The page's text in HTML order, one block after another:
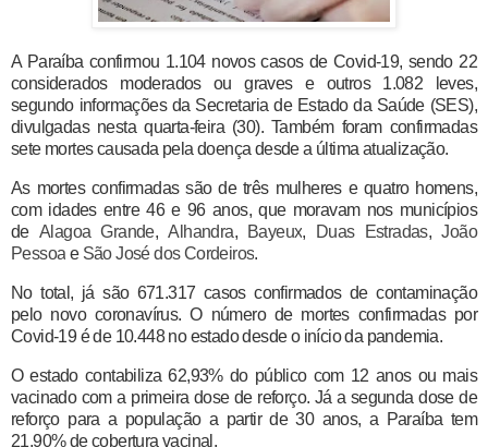
A Paraíba confirmou 1.104 novos casos de Covid-19, sendo 22
considerados moderados ou graves e outros 1.082 leves,
segundo informações da Secretaria de Estado da Saúde (SES),
divulgadas nesta quarta-feira (30). Também foram confirmadas
sete mortes causada pela doença desde a última atualização.
As mortes confirmadas são de três mulheres e quatro homens,
com idades entre 46 e 96 anos, que moravam nos municípios
de Alagoa Grande,Alhandra, Bayeux, Duas Estradas,João
Pessoa e São José dos Cordeiros.
No total, já são 671.317 casos confirmados de contaminação
pelo novo coronavírus. O número de mortes confirmadas por
Covid-19 é de 10.448 no estado desde o início da pandemia.
O estado contabiliza 62,93% do público com 12 anos ou mais
vacinado com a primeira dose de reforço. Já a segunda dose de
reforço para a população a partir de 30 anos, a Paraíba tem
21,90% de cobertura vacinal.